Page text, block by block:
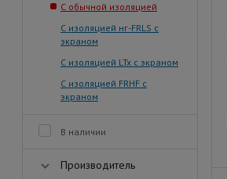
С обычной изоляцией
С изоляцией нг-FRLS с
экраном
С изоляцией LTx с экраном
С изоляцией FRHF с
экраном
В наличии
Производитель